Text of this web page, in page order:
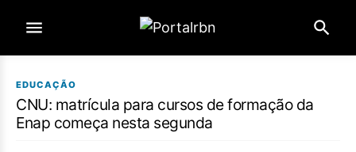
EDUCAÇÃO
CNU: matrícula para cursos de formação da
Enap começa nesta segunda